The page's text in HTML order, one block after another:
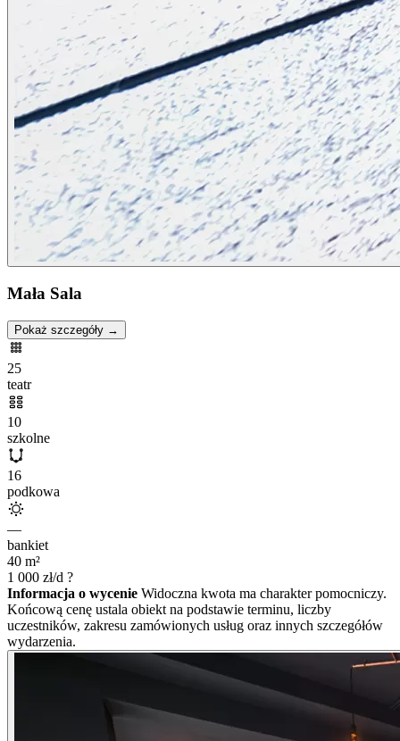
Mała Sala
Pokaż szczegóły →
25
teatr
10
szkolne
16
podkowa
—
bankiet
40 m²
1 000 zł/d ?
Informacja o wycenie Widoczna kwota ma charakter pomocniczy.
Końcową cenę ustala obiekt na podstawie terminu, liczby
uczestników, zakresu zamówionych usług oraz innych szczegółów
wydarzenia.